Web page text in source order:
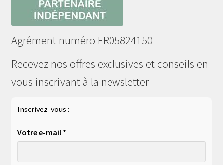
Agrément numéro FR05824150
Recevez nos offres exclusives et conseils en
vous inscrivant à la newsletter
Inscrivez-vous :
Votre e-mail *